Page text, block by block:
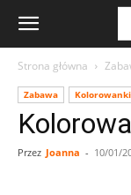
Strona główna
Zabawa
Przez Joanna - 10/01/